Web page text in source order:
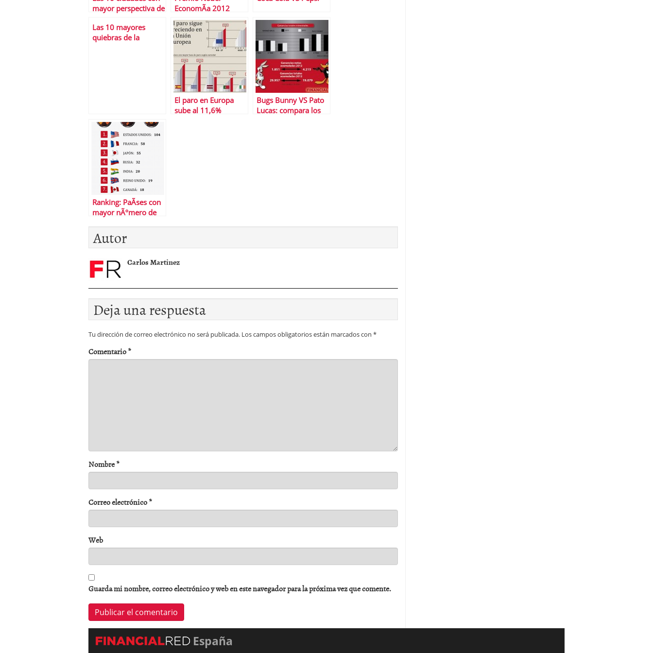
mayor perspectiva de
EconomÃ­a 2012
Alvin E. Roth y Lloyd
S.Shapley
Las 10 mayores
quiebras de la
El paro en Europa
sube al 11,6%
Bugs Bunny VS Pato
Lucas: compara los
Ranking: PaÃ­ses con
mayor nÃºmero de
Autor
Carlos Martinez
Deja una respuesta
Tu dirección de correo electrónico no será publicada. Los campos obligatorios están marcados con *
Comentario*
Nombre*
Correo electrónico*
Web
Guarda mi nombre, correo electrónico y web en este navegador para la próxima vez que comente.
España